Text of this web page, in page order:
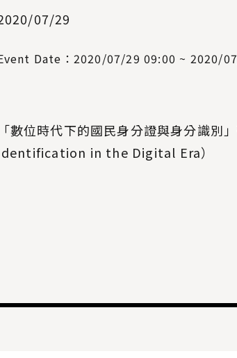
07/29
Date：2020/07/29 09:00 ~ 2020/
數位時代下的國民身分證與身分識
in the Digital Era）